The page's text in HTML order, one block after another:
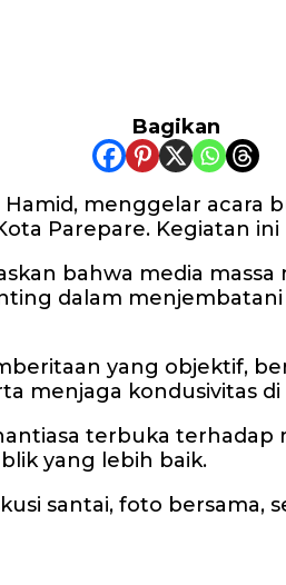
Bagikan
Hamid, menggelar
Parepare. Kegiatan
bahwa media
dalam
yang objektif,
kondusivitas di
terbuka terhadap
yang lebih baik.
santai, foto